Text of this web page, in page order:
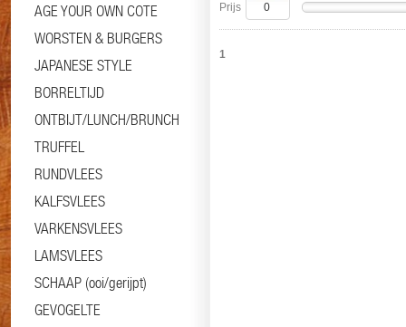
AGE YOUR OWN COTE
WORSTEN & BURGERS
JAPANESE STYLE
BORRELTIJD
ONTBIJT/LUNCH/BRUNCH
TRUFFEL
RUNDVLEES
KALFSVLEES
VARKENSVLEES
LAMSVLEES
SCHAAP (ooi/gerijpt)
GEVOGELTE
Prijs
1